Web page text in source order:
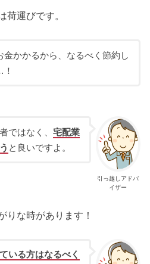
荷運びです。
金かかるから、なるべく節約し
引っ越しアドバ
イザー
ではなく、 宅配業
と良いですよ。
りな時があります！
いる方はなるべく